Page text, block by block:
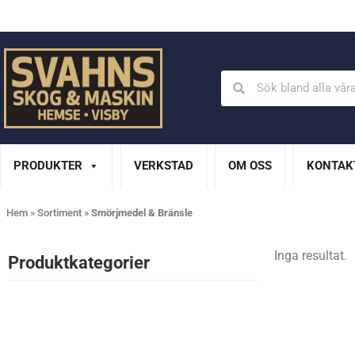
PRODUKTER VERKSTAD OM OSS
Hem » Sortiment » Smörjmedel & Bränsle
Produktkategorier​ Inga resultat.